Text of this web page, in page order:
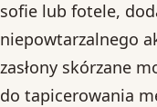
sofie lub fotele,
niepowtarzalnego
zasłony skórzane
do tapicerowania